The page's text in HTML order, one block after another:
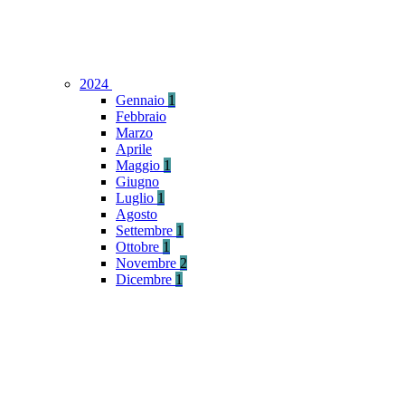
2024
Gennaio 1
Febbraio
Marzo
Aprile
Maggio 1
Giugno
Luglio 1
Agosto
Settembre 1
Ottobre 1
Novembre 2
Dicembre 1